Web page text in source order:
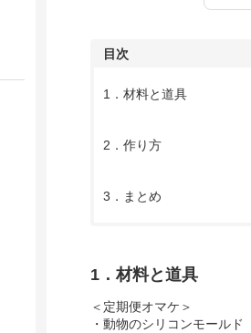
目次
1．材料と道具
2．作り方
3．まとめ
1．材料と道具
＜定期便オマケ＞
・動物のシリコンモールド